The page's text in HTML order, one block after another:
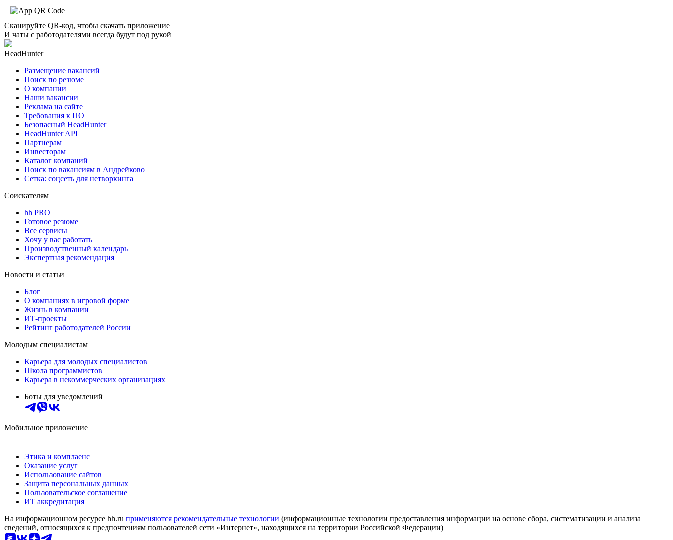
Сканируйте QR-код, чтобы скачать приложение
И чаты с работодателями всегда будут под рукой
HeadHunter
Размещение вакансий
Поиск по резюме
О компании
Наши вакансии
Реклама на сайте
Требования к ПО
Безопасный HeadHunter
HeadHunter API
Партнерам
Инвесторам
Каталог компаний
Поиск по вакансиям в Андрейково
Сетка: соцсеть для нетворкинга
Соискателям
hh PRO
Готовое резюме
Все сервисы
Хочу у вас работать
Производственный календарь
Экспертная рекомендация
Новости и статьи
Блог
О компаниях в игровой форме
Жизнь в компании
ИТ-проекты
Рейтинг работодателей России
Молодым специалистам
Карьера для молодых специалистов
Школа программистов
Карьера в некоммерческих организациях
Боты для уведомлений
Мобильное приложение
Этика и комплаенс
Оказание услуг
Использование сайтов
Защита персональных данных
Пользовательское соглашение
ИТ аккредитация
На информационном ресурсе hh.ru применяются рекомендательные технологии (информационные технологии предоставления информации на основе сбора, систематизации и анализа
сведений, относящихся к предпочтениям пользователей сети «Интернет», находящихся на территории Российской Федерации)